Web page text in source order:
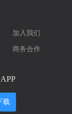
加入我们
商务合作
载